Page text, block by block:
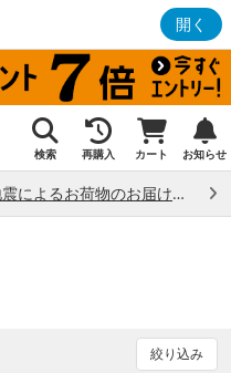
開く
検索 再購入 カート お知らせ
熊本県熊本地方で発生した地震によるお荷物のお届け状況について （7/28）
絞り込み